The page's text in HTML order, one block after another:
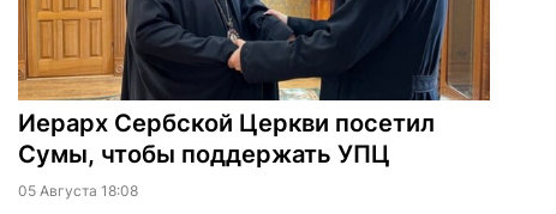
Иерарх Сербской Церкви посетил
Сумы, чтобы поддержать УПЦ
05 Августа 18:08